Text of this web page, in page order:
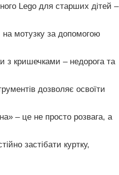
Lego для старших дітей –
мотузку за допомогою
з кришечками – недорога та
дозволяє освоїти
– це не просто розвага, а
застібати куртку,